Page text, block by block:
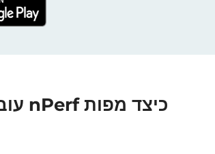
כיצד מפות nPerf עובדות?